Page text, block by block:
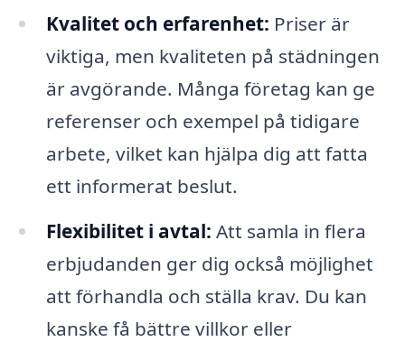
Kvalitet och erfarenhet: Priser är
viktiga, men kvaliteten på städningen
är avgörande. Många företag kan ge
referenser och exempel på tidigare
arbete, vilket kan hjälpa dig att fatta
ett informerat beslut.
Flexibilitet i avtal: Att samla in flera
erbjudanden ger dig också möjlighet
att förhandla och ställa krav. Du kan
kanske få bättre villkor eller